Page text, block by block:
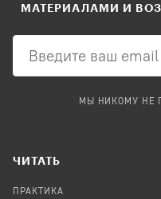
МАТЕРИАЛАМИ И
МЫ НИКОМУ НЕ
ЧИТАТЬ
ПРАКТИКА